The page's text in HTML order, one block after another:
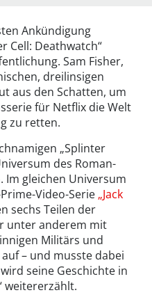
Ankündigung
Cell: Deathwatch“
Sam Fisher,
dreilinsigen
aus den Schatten, um
für Netflix die Welt
zu retten.
„Splinter
des Roman-
Im gleichen Universum
Video-Serie „Jack
sechs Teilen der
unter anderem mit
Militärs und
– und musste dabei
seine Geschichte in
weitererzählt.